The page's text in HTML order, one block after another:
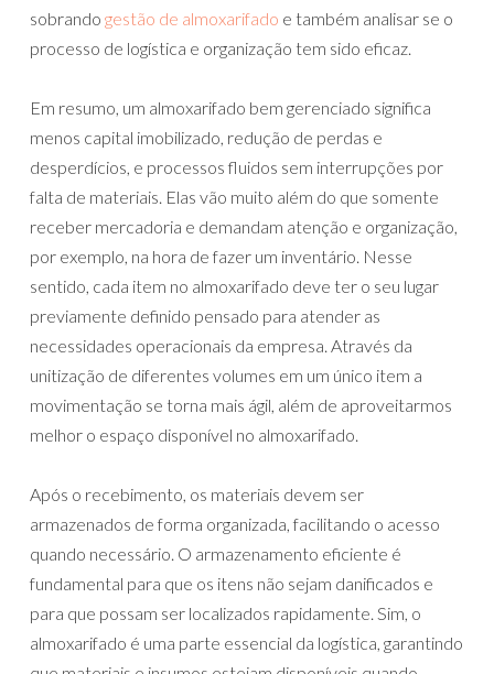
sobrando gestão de almoxarifado e também analisar se o
processo de logística e organização tem sido eficaz.
Em resumo, um almoxarifado bem gerenciado significa
menos capital imobilizado, redução de perdas e
desperdícios, e processos fluidos sem interrupções por
falta de materiais. Elas vão muito além do que somente
receber mercadoria e demandam atenção e organização,
por exemplo, na hora de fazer um inventário. Nesse
sentido, cada item no almoxarifado deve ter o seu lugar
previamente definido pensado para atender as
necessidades operacionais da empresa. Através da
unitização de diferentes volumes em um único item a
movimentação se torna mais ágil, além de aproveitarmos
melhor o espaço disponível no almoxarifado.
Após o recebimento, os materiais devem ser
armazenados de forma organizada, facilitando o acesso
quando necessário. O armazenamento eficiente é
fundamental para que os itens não sejam danificados e
para que possam ser localizados rapidamente. Sim, o
almoxarifado é uma parte essencial da logística, garantindo